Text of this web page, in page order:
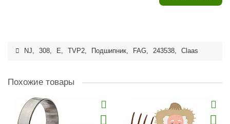
NJ, 308, E, TVP2, Подшипник, FAG, 243538, Claas
Похожие товары